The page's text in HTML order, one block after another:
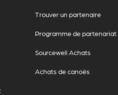
Trouver un partenaire
Programme de partenariat
Sourcewell Achats
Achats de canoës